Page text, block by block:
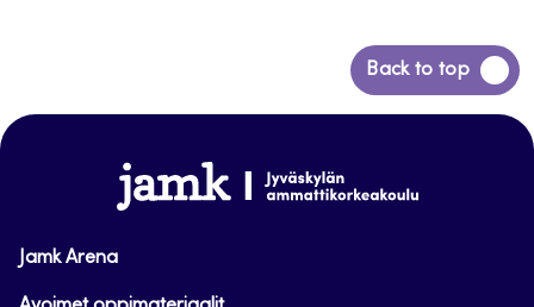
Back to top
Siirry
takaisin
www.jamk.fi
Jamk Arena